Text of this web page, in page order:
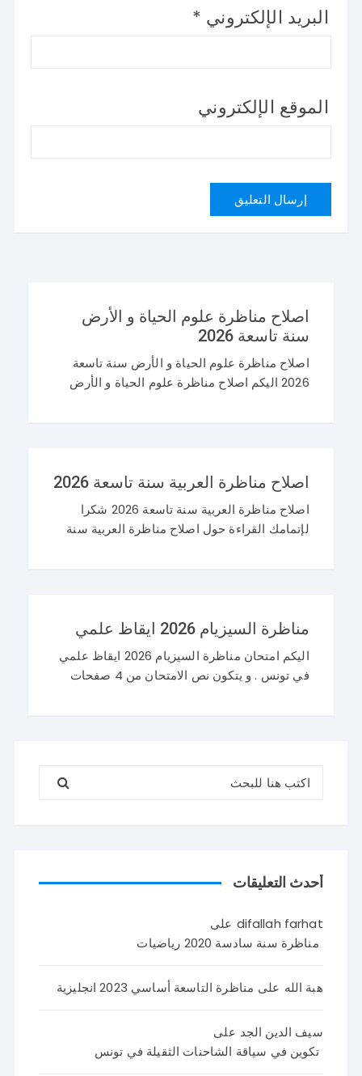
البريد الإلكتروني *
الموقع الإلكتروني
اصلاح مناظرة علوم الحياة و الأرض
سنة تاسعة 2026
اصلاح مناظرة علوم الحياة و الأرض سنة تاسعة
2026 اليكم اصلاح مناظرة علوم الحياة و الأرض
اصلاح مناظرة العربية سنة تاسعة 2026
اصلاح مناظرة العربية سنة تاسعة 2026 شكرا
لإتمامك القراءة حول اصلاح مناظرة العربية سنة
مناظرة السيزيام 2026 ايقاظ علمي
اليكم امتحان مناظرة السيزيام 2026 ايقاظ علمي
في تونس . و يتكون نص الامتحان من 4 صفحات
البحث عن:
أحدث التعليقات
difallah farhat على
مناظرة سنة سادسة 2020 رياضيات
هبة الله على مناظرة التاسعة أساسي 2023 انجليزية
سيف الدين الجد على
تكوين في سياقة الشاحنات الثقيلة في تونس